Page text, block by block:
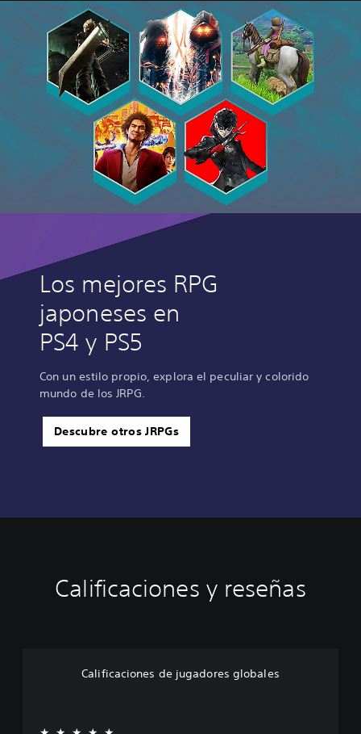
Los mejores RPG
japoneses en
PS4 y PS5
Con un estilo propio, explora el peculiar y colorido
mundo de los JRPG.
Descubre otros JRPGs
Calificaciones y reseñas
Calificaciones de jugadores globales